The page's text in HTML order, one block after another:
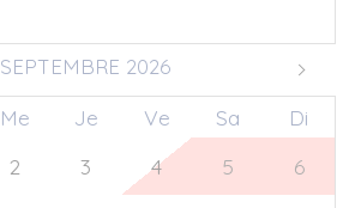
SEPTEMBRE 2026
Me Je Ve Sa
Di
2 3 4 5 6